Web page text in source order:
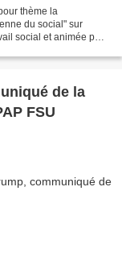
thème la
du social" sur
social et animée par
de la
FSU